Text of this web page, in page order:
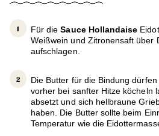
Für dieSauce Hollandaise
Weißwein und Zitronensaft über
aufschlagen.
Die Butter für die Bindung
vorher bei sanfter Hitze köcheln
absetzt und sich hellbraune
haben. Die Butter sollte beim
Temperatur wie die